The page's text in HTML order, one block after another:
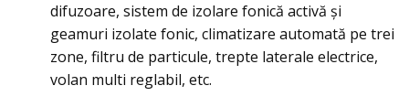
difuzoare, sistem de izolare fonică activă și
geamuri izolate fonic, climatizare automată pe trei
zone, filtru de particule, trepte laterale electrice,
volan multi reglabil, etc.